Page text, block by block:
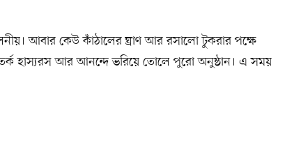
আবার কেউ কাঁঠালের ঘ্রাণ আর রসালো টুকরার পক্ষে
হাস্যরস আর আনন্দে ভরিয়ে তোলে পুরো অনুষ্ঠান। এ সময়